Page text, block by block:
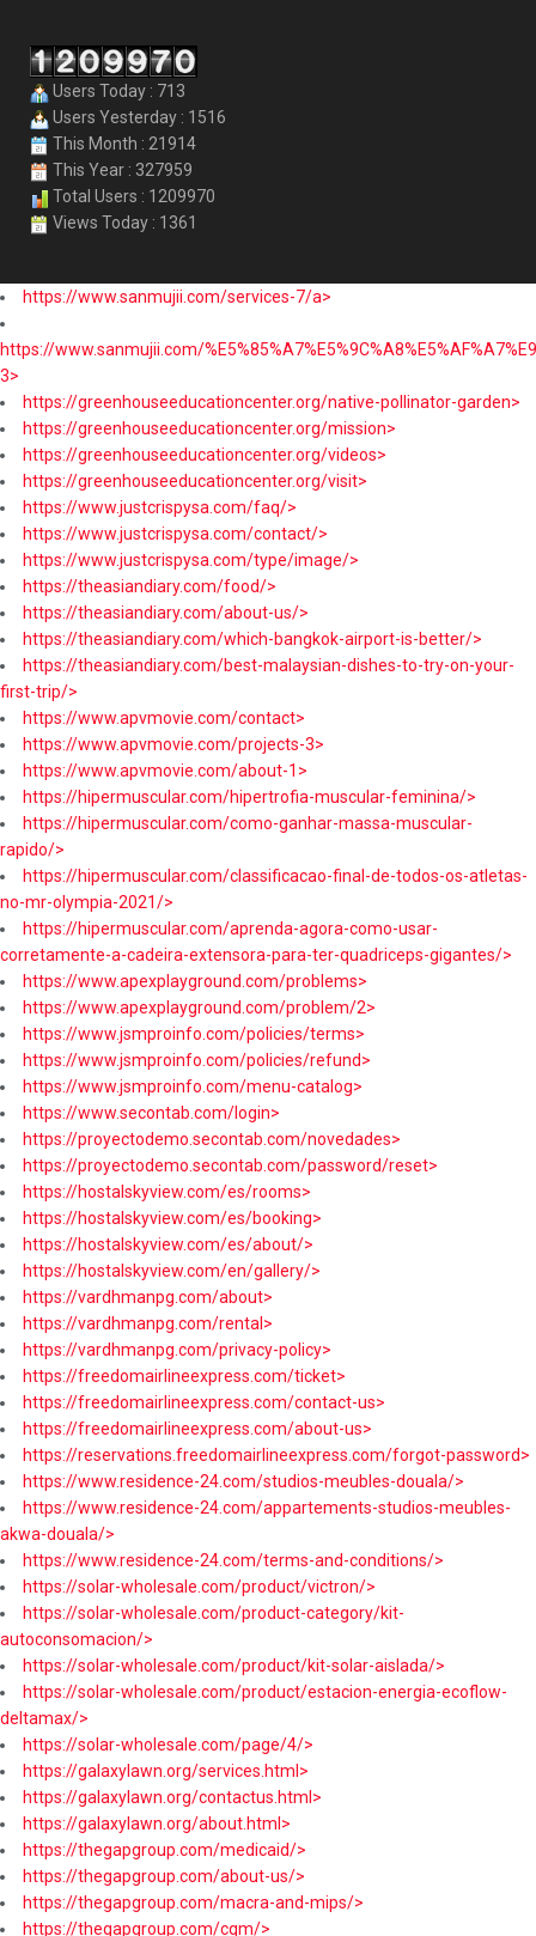
Users Today : 713
Users Yesterday : 1516
This Month : 21914
This Year : 327959
Total Users : 1209970
Views Today : 1361
https://www.sanmujii.com/services-7/a>
https://www.sanmujii.com/
3>
https://greenhouseeducationcenter.org/native-pollinator-garden>
https://greenhouseeducationcenter.org/mission>
https://greenhouseeducationcenter.org/videos>
https://greenhouseeducationcenter.org/visit>
https://www.justcrispysa.com/faq/>
https://www.justcrispysa.com/contact/>
https://www.justcrispysa.com/type/image/>
https://theasiandiary.com/food/>
https://theasiandiary.com/about-us/>
https://theasiandiary.com/which-bangkok-airport-is-better/>
https://theasiandiary.com/best-malaysian-dishes-to-try-on-your-
first-trip/>
https://www.apvmovie.com/contact>
https://www.apvmovie.com/projects-3>
https://www.apvmovie.com/about-1>
https://hipermuscular.com/hipertrofia-muscular-feminina/>
https://hipermuscular.com/como-ganhar-massa-muscular-
rapido/>
https://hipermuscular.com/classificacao-final-de-todos-os-atletas-
no-mr-olympia-2021/>
https://hipermuscular.com/aprenda-agora-como-usar-
corretamente-a-cadeira-extensora-para-ter-quadriceps-gigantes/>
https://www.apexplayground.com/problems>
https://www.apexplayground.com/problem/2>
https://www.jsmproinfo.com/policies/terms>
https://www.jsmproinfo.com/policies/refund>
https://www.jsmproinfo.com/menu-catalog>
https://www.secontab.com/login>
https://proyectodemo.secontab.com/novedades>
https://proyectodemo.secontab.com/password/reset>
https://hostalskyview.com/es/rooms>
https://hostalskyview.com/es/booking>
https://hostalskyview.com/es/about/>
https://hostalskyview.com/en/gallery/>
https://vardhmanpg.com/about>
https://vardhmanpg.com/rental>
https://vardhmanpg.com/privacy-policy>
https://freedomairlineexpress.com/ticket>
https://freedomairlineexpress.com/contact-us>
https://freedomairlineexpress.com/about-us>
https://reservations.freedomairlineexpress.com/forgot-password>
https://www.residence-24.com/studios-meubles-douala/>
https://www.residence-24.com/appartements-studios-meubles-
akwa-douala/>
https://www.residence-24.com/terms-and-conditions/>
https://solar-wholesale.com/product/victron/>
https://solar-wholesale.com/product-category/kit-
autoconsomacion/>
https://solar-wholesale.com/product/kit-solar-aislada/>
https://solar-wholesale.com/product/estacion-energia-ecoflow-
deltamax/>
https://solar-wholesale.com/page/4/>
https://galaxylawn.org/services.html>
https://galaxylawn.org/contactus.html>
https://galaxylawn.org/about.html>
https://thegapgroup.com/medicaid/>
https://thegapgroup.com/about-us/>
https://thegapgroup.com/macra-and-mips/>
https://thegapgroup.com/cqm/>